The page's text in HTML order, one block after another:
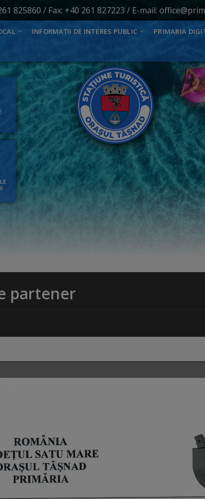
825860 / Fax: +40 261 827223 / E-mail:
INFORMAȚII DE INTERES PUBLIC PRIMARIA
partener